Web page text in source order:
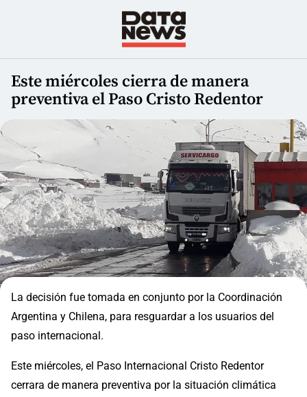
Este miércoles cierra de manera
preventiva el Paso Cristo Redentor
La decisión fue tomada en conjunto por la Coordinación
Argentina y Chilena, para resguardar a los usuarios del
paso internacional.
Este miércoles, el Paso Internacional Cristo Redentor
cerrara de manera preventiva por la situación climática